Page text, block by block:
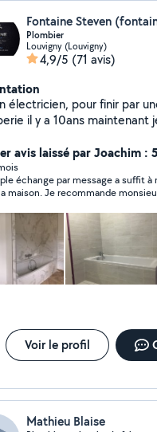
Plombier
Louvigny (Louvigny)
4,9/5 (71 avis)
électricien, pour finir par
10ans maintenant je suis à votre
moi même ma maison.
avis laissé par Joachim :
échange par message a suffit
maison. Je recommande
Voir le profil
Mathieu Blaise